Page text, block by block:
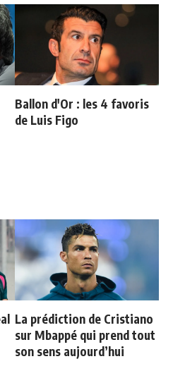
Ballon d'Or : les 4 favoris
de Luis Figo
La prédiction de Cristiano
sur Mbappé qui prend tout
son sens aujourd’hui